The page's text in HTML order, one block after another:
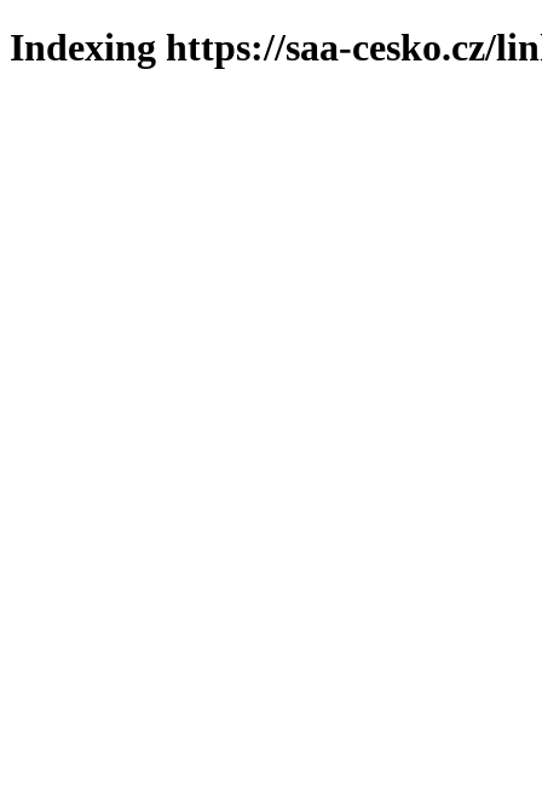
Indexing https://saa-cesko.cz/